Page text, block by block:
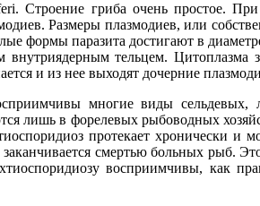
Строение гриба очень простое.
Размеры плазмодиев, или
формы паразита достигают в
внутриядерным тельцем.
и из нее выходят дочерние
многие виды сельдевых,
лишь в форелевых рыбоводных
протекает хронически и
смертью больных рыб.
восприимчивы, как